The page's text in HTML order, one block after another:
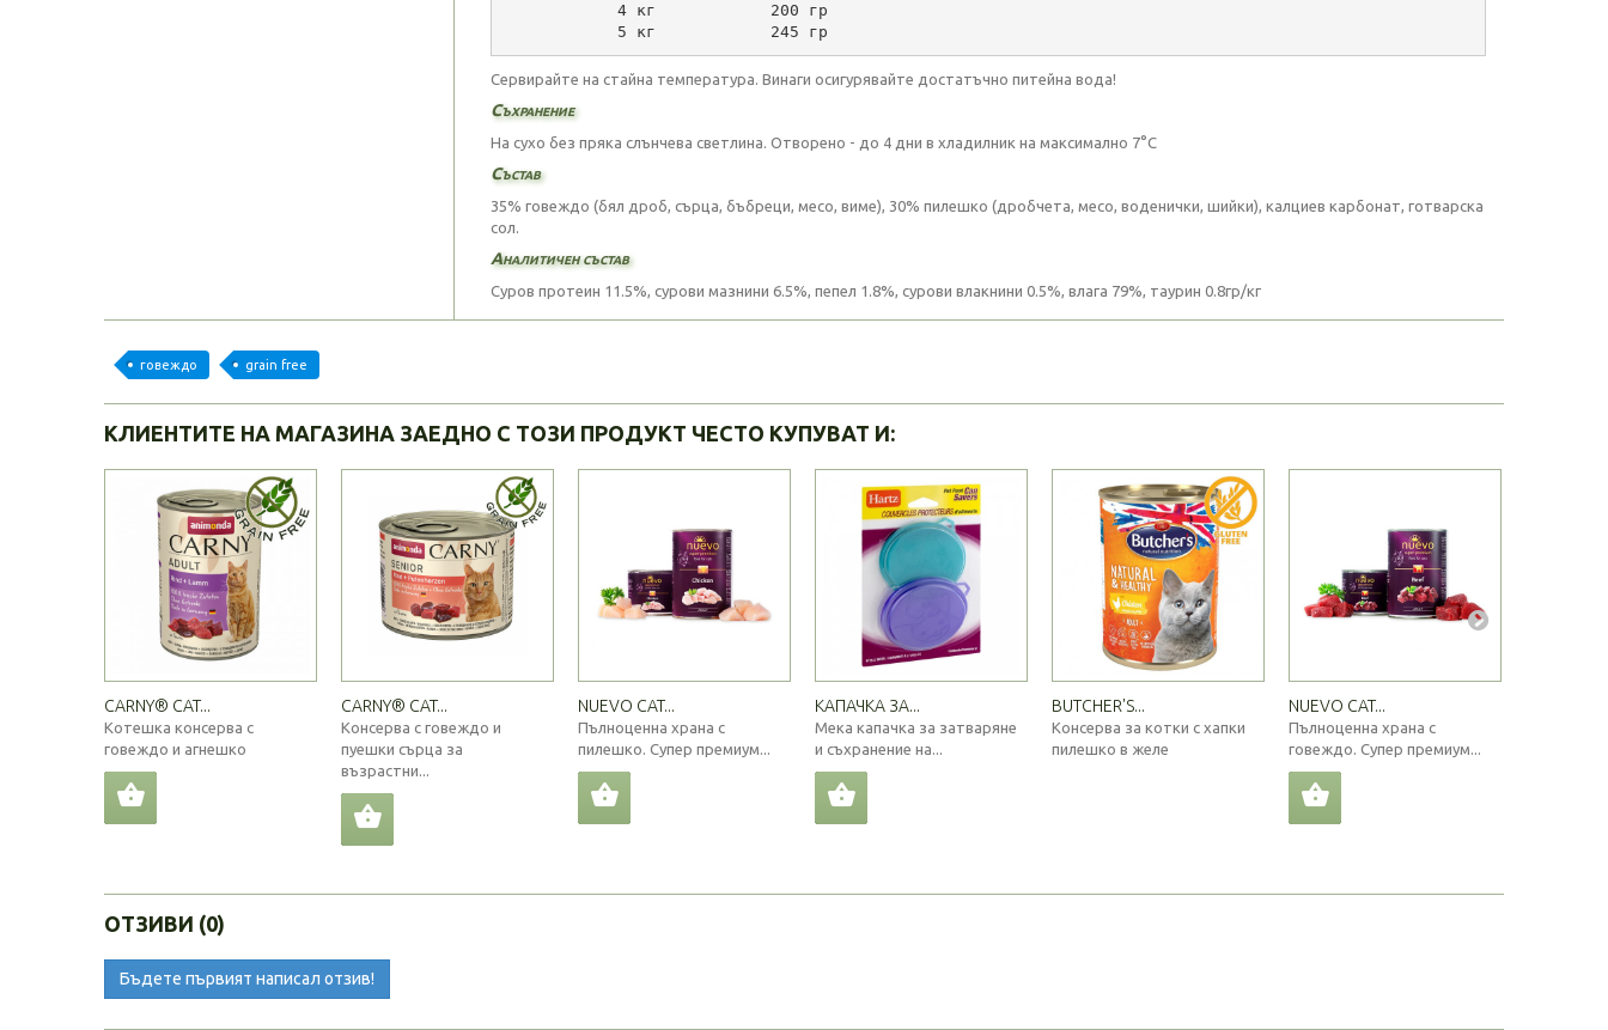
            4 кг            200 гр
            5 кг            245 гр
Сервирайте на стайна температура. Винаги осигурявайте достатъчно питейна вода!
Съхранение
На сухо без пряка слънчева светлина. Отворено - до 4 дни в хладилник на максимално 7°C
Състав
35% говеждо (бял дроб, сърца, бъбреци, месо, виме), 30% пилешко (дробчета, месо, воденички, шийки), калциев карбонат, готварска
сол.
Аналитичен състав
Суров протеин 11.5%, сурови мазнини 6.5%, пепел 1.8%, сурови влакнини 0.5%, влага 79%, таурин 0.8гр/кг
говеждо grain free
КЛИЕНТИТЕ НА МАГАЗИНА ЗАЕДНО С ТОЗИ ПРОДУКТ ЧЕСТО КУПУВАТ И:
CARNY® CAT...
Котешка консерва с
говеждо и агнешко
CARNY® CAT...
Консерва с говеждо и
пуешки сърца за
възрастни...
NUEVO CAT...
Пълноценна храна с
пилешко. Супер премиум...
КАПАЧКА ЗА...
Мека капачка за затваряне
и съхранение на...
BUTCHER'S...
Консерва за котки с хапки
пилешко в желе
NUEVO CAT...
Пълноценна храна с
говеждо. Супер премиум...
ОТЗИВИ (0)
Бъдете първият написал отзив!